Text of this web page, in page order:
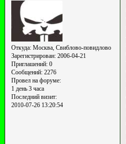
Откуда:Москва, Свиблово-повидлово
Зарегистрирован: 2006-04-21
Приглашений:0
Сообщений:2276
Провел на форуме:
1 день 3 часа
Последний визит:
2010-07-26 13:20:54